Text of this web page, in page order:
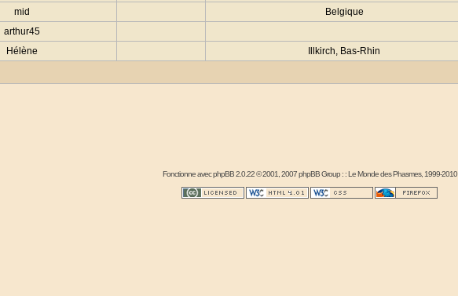
mid Belgique
arthur45
Hélène Illkirch, Bas-Rhin
Fonctionne avecphpBB2.0.22 © 2001, 2007 phpBB Group : :Le Monde des Phasmes, 1999-2010